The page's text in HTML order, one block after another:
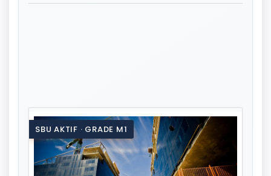
SBU AKTIF · GRADE M1